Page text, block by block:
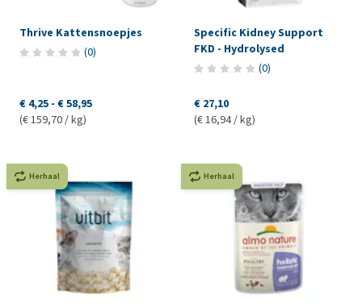
Thrive Kattensnoepjes
(0)
€ 4,25 - € 58,95
(€ 159,70 / kg)
Specific Kidney Support
FKD - Hydrolysed
(0)
€ 27,10
(€ 16,94 / kg)
Herhaal Herhaal